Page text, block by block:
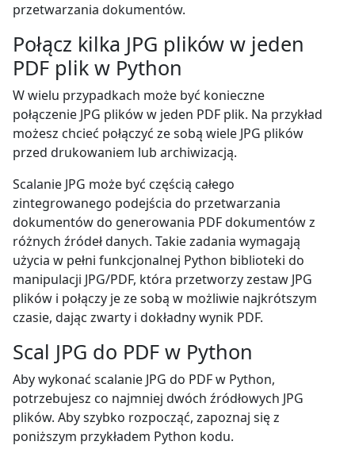
przetwarzania dokumentów.
Połącz kilka JPG plików w jeden
PDF plik w Python
W wielu przypadkach może być konieczne
połączenie JPG plików w jeden PDF plik. Na przykład
możesz chcieć połączyć ze sobą wiele JPG plików
przed drukowaniem lub archiwizacją.
Scalanie JPG może być częścią całego
zintegrowanego podejścia do przetwarzania
dokumentów do generowania PDF dokumentów z
różnych źródeł danych. Takie zadania wymagają
użycia w pełni funkcjonalnej Python biblioteki do
manipulacji JPG/PDF, która przetworzy zestaw JPG
plików i połączy je ze sobą w możliwie najkrótszym
czasie, dając zwarty i dokładny wynik PDF.
Scal JPG do PDF w Python
Aby wykonać scalanie JPG do PDF w Python,
potrzebujesz co najmniej dwóch źródłowych JPG
plików. Aby szybko rozpocząć, zapoznaj się z
poniższym przykładem Python kodu.